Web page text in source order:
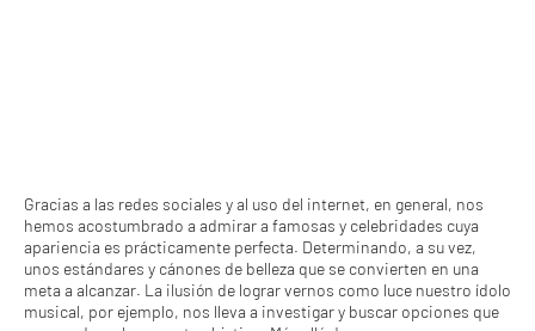
Gracias a las redes sociales y al uso del internet, en general, nos
hemos acostumbrado a admirar a famosas y celebridades cuya
apariencia es prácticamente perfecta. Determinando, a su vez,
unos estándares y cánones de belleza que se convierten en una
meta a alcanzar. La ilusión de lograr vernos como luce nuestro ídolo
musical, por ejemplo, nos lleva a investigar y buscar opciones que